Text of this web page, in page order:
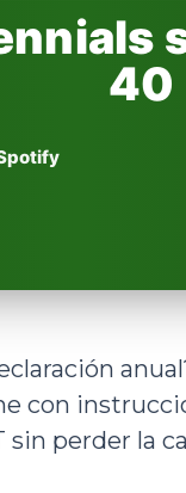
40
con
sin perder la